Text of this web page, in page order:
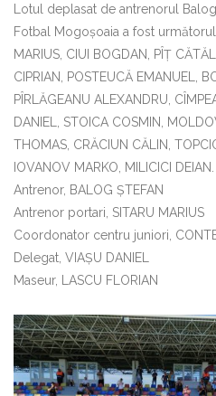
Lotul deplasat de antrenorul
Fotbal Mogoșoaia a fost următorul
MARIUS, CIUI BOGDAN, PÎȚ
CIPRIAN, POSTEUCĂ EMANUEL,
PÎRLĂGEANU ALEXANDRU,
DANIEL, STOICA COSMIN,
THOMAS, CRĂCIUN CĂLIN,
IOVANOV MARKO, MILICICI DEIAN.
Antrenor, BALOG ȘTEFAN
Antrenor portari, SITARU MARIUS
Coordonator centru juniori,
Delegat, VIAȘU DANIEL
Maseur, LASCU FLORIAN